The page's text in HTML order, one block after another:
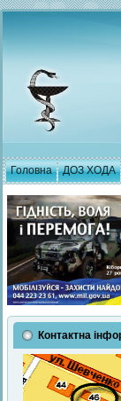
Головна ДОЗ ХОДА
Контактна